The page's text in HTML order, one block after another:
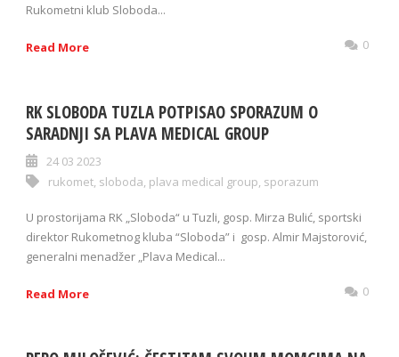
Rukometni klub Sloboda...
Read More 0
RK SLOBODA TUZLA POTPISAO SPORAZUM O
SARADNJI SA PLAVA MEDICAL GROUP
24 03 2023
rukomet, sloboda, plava medical group, sporazum
U prostorijama RK „Sloboda“ u Tuzli, gosp. Mirza Bulić, sportski
direktor Rukometnog kluba “Sloboda” i gosp. Almir Majstorović,
generalni menadžer „Plava Medical...
Read More 0